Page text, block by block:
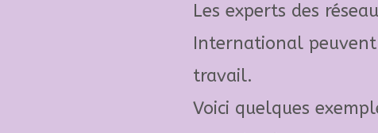
Les experts des
International peuvent
travail.
Voici quelques